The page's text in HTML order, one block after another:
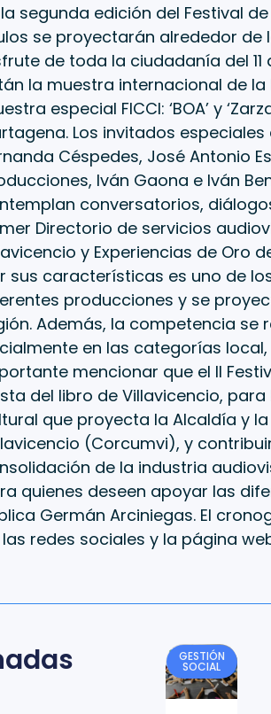
la segunda edición del Festival
se proyectarán alrededor
de toda la ciudadanía del 11
la muestra internacional de la
especial FICCI: ‘BOA’ y
Los invitados
Céspedes, José Antonio
Iván Gaona e Iván
conversatorios,
Directorio de servicios
y Experiencias de Oro
sus características es uno de
producciones y se
Además, la competencia se
en las categorías
mencionar que el II
del libro de Villavicencio,
que proyecta la Alcaldía y
(Corcumvi), y
de la industria
quienes deseen apoyar las
Germán Arciniegas. El
las redes sociales y la página
GESTIÓN
SOCIAL